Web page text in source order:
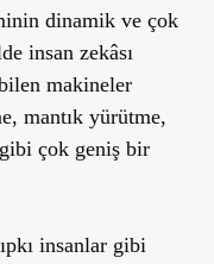
dinamik ve çok
insan zekâsı
makineler
mantık yürütme,
çok geniş bir
insanlar gibi